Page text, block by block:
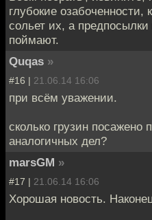
глубокие озабоченности,
сольет их, а
поймают.
Quqas »
#16 | 21.06.14 16:06
при всём уважении.
сколько грузин посажено
аналогичных дел?
marsGM »
#17 | 21.06.14 16:06
Хорошая новость.